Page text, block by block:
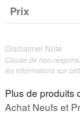
Prix
Disclaimer Note
Clause de non-
les informations sur
Plus de produits
Achat Neufs et